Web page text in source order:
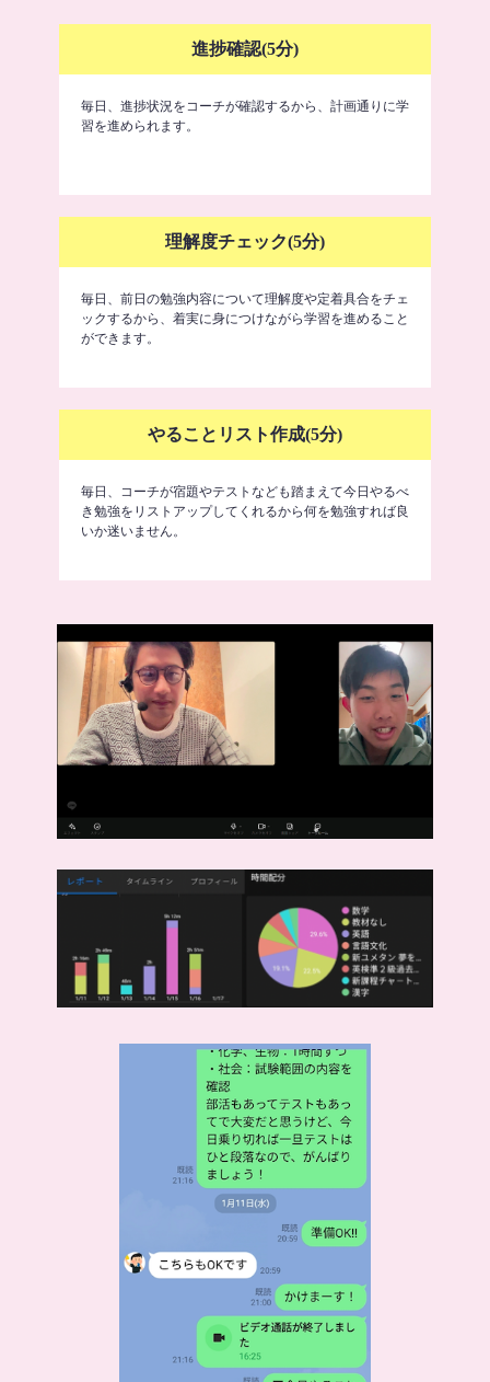
進捗確認(5分)
毎日、進捗状況をコーチが確認するから、計画通りに学
習を進められます。
理解度チェック(5分)
毎日、前日の勉強内容について理解度や定着具合をチェ
ックするから、着実に身につけながら学習を進めること
ができます。
やることリスト作成(5分)
毎日、コーチが宿題やテストなども踏まえて今日やるべ
き勉強をリストアップしてくれるから何を勉強すれば良
いか迷いません。